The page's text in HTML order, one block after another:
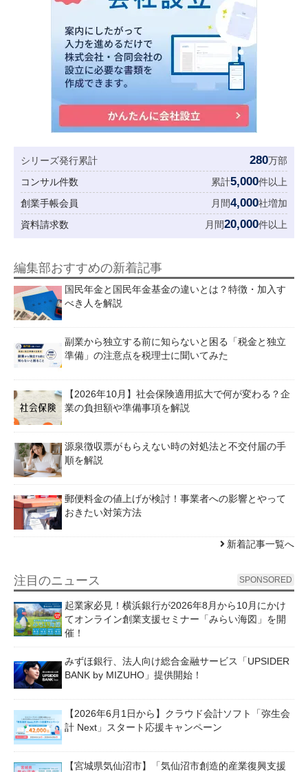
シリーズ発行累計 280万部
コンサル件数
累計5,000件以上
創業手帳会員
月間4,000社増加
資料請求数
月間20,000件以上
編集部おすすめの新着記事
国民年金と国民年金基金の違いとは？特徴・加入す
べき人を解説
副業から独立する前に知らないと困る「税金と独立
準備」の注意点を税理士に聞いてみた
【2026年10月】社会保険適用拡大で何が変わる？企
業の負担額や準備事項を解説
源泉徴収票がもらえない時の対処法と不交付届の手
順を解説
郵便料金の値上げが検討！事業者への影響とやって
おきたい対策方法
新着記事一覧へ
注目のニュース SPONSORED
起業家必見！横浜銀行が2026年8月から10月にかけ
てオンライン創業支援セミナー「みらい海図」を開
催！
みずほ銀行、法人向け総合金融サービス「UPSIDER
BANK by MIZUHO」提供開始！
【2026年6月1日から】クラウド会計ソフト「弥生会
計 Next」スタート応援キャンペーン
【宮城県気仙沼市】「気仙沼市創造的産業復興支援